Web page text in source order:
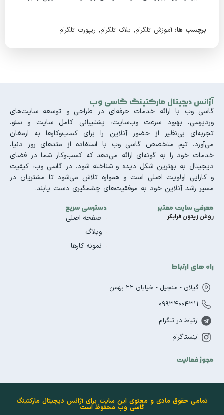
برچسب ها: آموزش تلگرام, بلاک تلگرام, ریپورت تلگرام
آژانس دیجیتال مارکتینگ گاسی وب
گاسی وب با ارائه خدمات حرفه‌ای در طراحی و توسعه سایت‌های
وردپرسی، بهبود سرعت وب‌سایت، پشتیبانی کامل سایت و سئو،
تجربه‌ای بی‌نظیر از حضور آنلاین را برای کسب‌وکارها به ارمغان
می‌آورد. تیم متخصص گاسی وب با استفاده از متدهای روز دنیا،
خدمات خود را به گونه‌ای ارائه می‌دهد که کسب‌وکار شما در فضای
دیجیتال به بهترین شکل دیده و شناخته شود. در گاسی وب، کیفیت
و کارایی اولویت اصلی است و همواره تلاش می‌شود تا مشتریان در
مسیر رشد آنلاین خود به موفقیت‌های چشمگیری دست یابند.
معرفی سایت معتبر
روغن زیتون فرابکر
دسترسی سریع
صفحه اصلی
وبلاگ
نمونه کارها
راه های ارتباط
گیلان - منجیل - خیابان 22 بهمن
09934004311
ارتباط در تلگرام
اینستاگرام
مجوز فعالیت
تمامی حقوق مادی و معنوی این سایت برای آژانس دیجیتال مارکتینگ
گاسی وب محفوظ است